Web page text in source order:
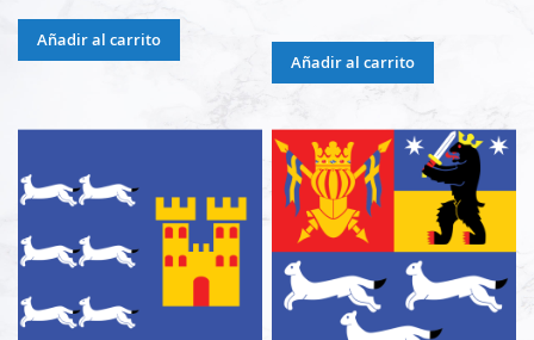
Añadir al carrito
Añadir al carrito